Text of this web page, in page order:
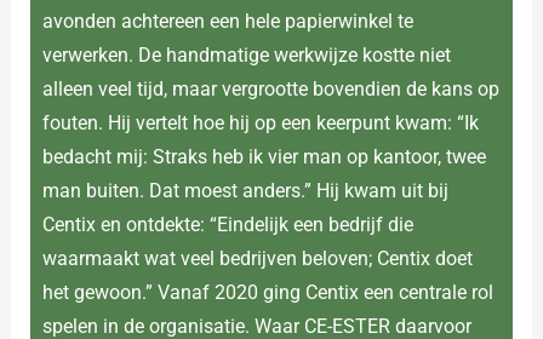
avonden achtereen een hele papierwinkel te
verwerken. De handmatige werkwijze kostte niet
alleen veel tijd, maar vergrootte bovendien de kans op
fouten. Hij vertelt hoe hij op een keerpunt kwam: “Ik
bedacht mij: Straks heb ik vier man op kantoor, twee
man buiten. Dat moest anders.” Hij kwam uit bij
Centix en ontdekte: “Eindelijk een bedrijf die
waarmaakt wat veel bedrijven beloven; Centix doet
het gewoon.” Vanaf 2020 ging Centix een centrale rol
spelen in de organisatie. Waar CE-ESTER daarvoor